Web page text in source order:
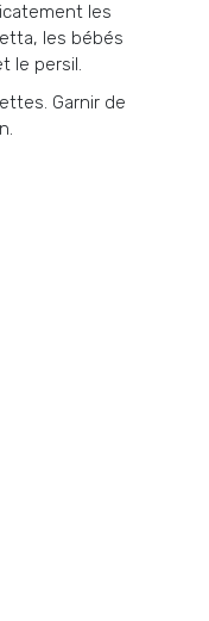
les
les bébés
le persil.
Garnir de